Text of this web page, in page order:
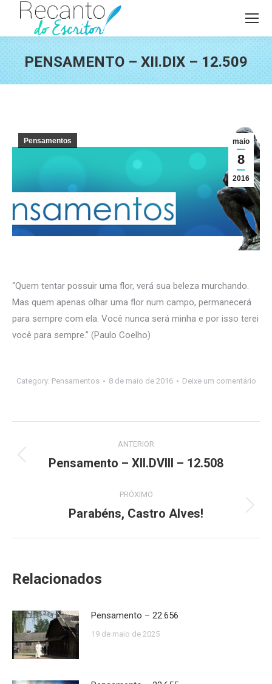
PENSAMENTO – XII.DIX – 12.509
maio
8
2016
Pensamentos
“Quem tentar possuir uma flor, verá sua beleza murchando.
Mas quem apenas olhar uma flor num campo, permanecerá
para sempre com ela. Você nunca será minha e por isso terei
você para sempre.” (Paulo Coelho)
Category: Pensamentos 8 de maio de 2016 Deixe um comentário
de
ANTERIOR
Post
Pensamento – XII.DVIII – 12.508
PRÓXIMO
Próximo
Parabéns, Castro Alves!
Relacionados
Pensamento – 22.656
19 de maio de 2025